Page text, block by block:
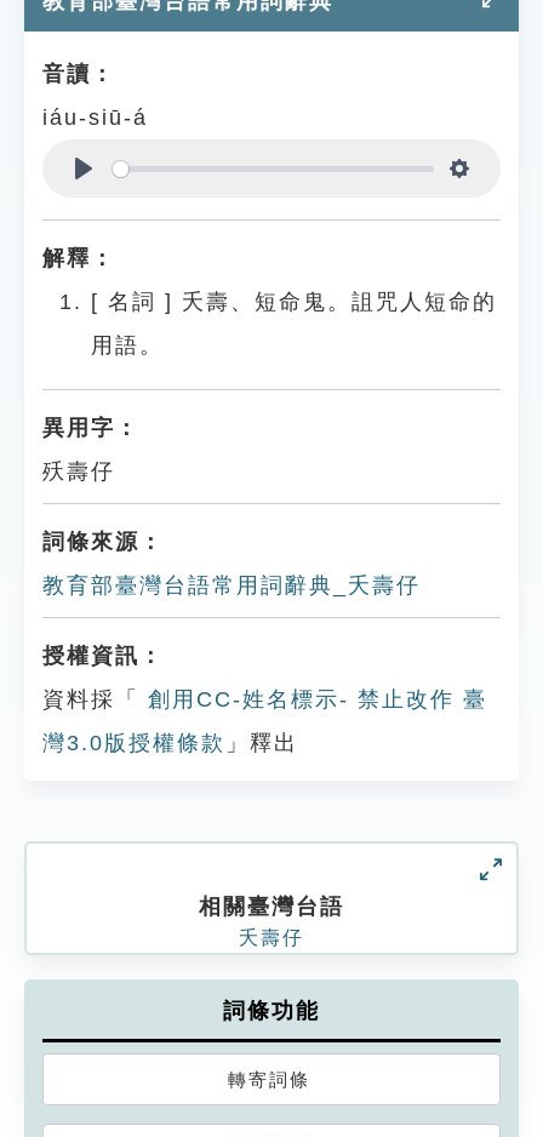
知識索引
遊戲專區
貓頭鷹博士
音讀：
iáu-siū-á
解釋：
[ 名詞 ] 夭壽、短命鬼。詛咒人短命的
用語。
異用字：
殀壽仔
詞條來源：
教育部臺灣台語常用詞辭典_夭壽仔
授權資訊：
資料採「
創用CC-姓名標示- 禁止改作 臺
灣3.0版授權條款 」釋出
相關臺灣台語
夭壽仔
詞條功能
轉寄詞條